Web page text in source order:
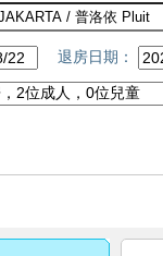
退房日期：